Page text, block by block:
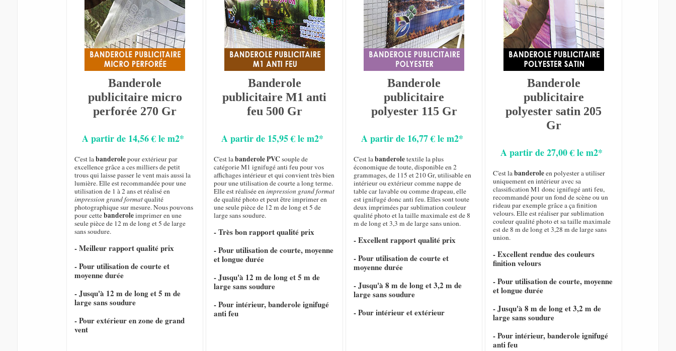
Banderole
publicitaire micro
perforée 270 Gr
A partir de 14,56 € le m2*
C'est labanderolepour extérieur par
excellence grâce a ces milliers de petit
trous qui laisse passer le vent mais aussi la
lumière. Elle est recommandée pour une
utilisation de 1 à 2 ans et réalisé en
impression grand formatqualité
photographique sur mesure. Nous pouvons
pour cettebanderoleimprimer en une
seule pièce de 12 m de long et 5 de large
sans soudure.
- Meilleur rapport qualité prix
- Pour utilisation de courte et
moyenne durée
- Jusqu'à 12 m de long et 5 m de
large sans soudure
- Pour extérieur en zone de grand
vent
Banderole
publicitaire M1 anti
feu 500 Gr
A partir de 15,95 € le m2*
C'est labanderole PVC souple de
catégorie M1 ignifugé anti feu pour vos
affichages intérieur et qui convient très bien
pour une utilisation de courte a long terme.
Elle est réalisée enimpression grand format
de qualité photo et peut être imprimer en
une seule pièce de 12 m de long et 5 de
large sans soudure.
- Très bon rapport qualité prix
- Pour utilisation de courte, moyenne
et longue durée
- Jusqu'à 12 m de long et 5 m de
large sans soudure
- Pour intérieur, banderole ignifugé
anti feu
Banderole
publicitaire
polyester 115 Gr
A partir de 16,77 € le m2*
C'est labanderoletextile la plus
économique de toute, disponible en 2
grammages, de 115 et 210 Gr, utilisable en
intérieur ou extérieur comme nappe de
table car lavable ou comme drapeau, elle
est ignifugé donc anti feu. Elles sont toute
deux imprimées par sublimation couleur
qualité photo et la taille maximale est de 8
m de long et 3,3 m de large sans union.
- Excellent rapport qualité prix
- Pour utilisation de courte et
moyenne durée
- Jusqu'à 8 m de long et 3,2 m de
large sans soudure
- Pour intérieur et extérieur
Banderole
publicitaire
polyester satin 205
Gr
A partir de 27,00 € le m2*
C'est labanderoleen polyester a utiliser
uniquement en intérieur avec sa
classification M1 donc ignifugé anti feu,
recommandé pour un fond de scène ou un
rideau par exemple grâce a ça finition
velours. Elle est réaliser par sublimation
couleur qualité photo et sa taille maximale
est de 8 m de long et 3,28 m de large sans
union.
- Excellent rendue des couleurs
finition velours
- Pour utilisation de courte, moyenne
et longue durée
- Jusqu'à 8 m de long et 3,2 m de
large sans soudure
- Pour intérieur, banderole ignifugé
anti feu